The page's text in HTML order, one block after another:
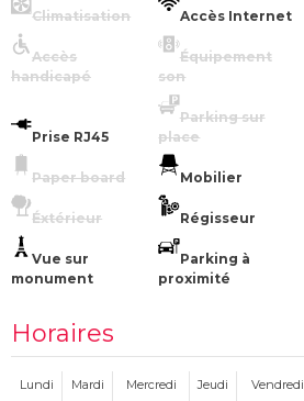
Climatisation Accès Internet
Accès
handicapé
Équipement
son
Prise RJ45
Parking sur
place
Paper board Mobilier
Éxtérieur Régisseur
Vue sur
monument
Parking à
proximité
Horaires
Lundi Mardi Mercredi Jeudi Vendredi